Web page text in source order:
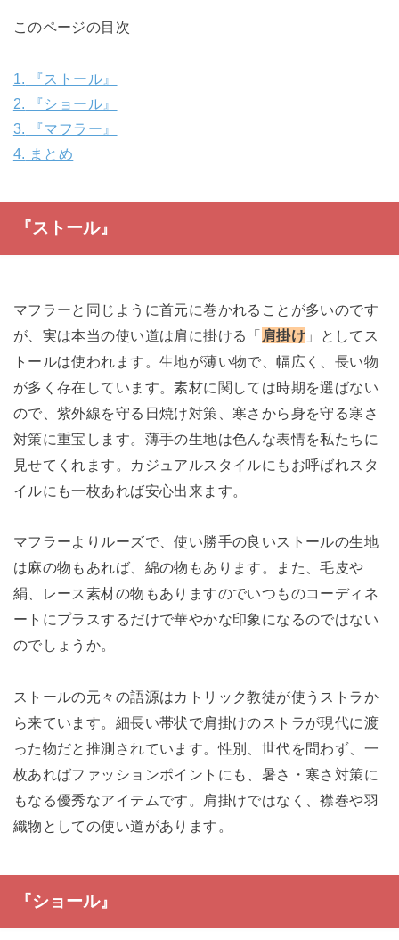
このページの目次
1. 『ストール』
2. 『ショール』
3. 『マフラー』
4. まとめ
『ストール』
マフラーと同じように首元に巻かれることが多いのです
が、実は本当の使い道は肩に掛ける「 肩掛け 」としてス
トールは使われます。生地が薄い物で、幅広く、長い物
が多く存在しています。素材に関しては時期を選ばない
ので、紫外線を守る日焼け対策、寒さから身を守る寒さ
対策に重宝します。薄手の生地は色んな表情を私たちに
見せてくれます。カジュアルスタイルにもお呼ばれスタ
イルにも一枚あれば安心出来ます。
マフラーよりルーズで、使い勝手の良いストールの生地
は麻の物もあれば、綿の物もあります。また、毛皮や
絹、レース素材の物もありますのでいつものコーディネ
ートにプラスするだけで華やかな印象になるのではない
のでしょうか。
ストールの元々の語源はカトリック教徒が使うストラか
ら来ています。細長い帯状で肩掛けのストラが現代に渡
った物だと推測されています。性別、世代を問わず、一
枚あればファッションポイントにも、暑さ・寒さ対策に
もなる優秀なアイテムです。肩掛けではなく、襟巻や羽
織物としての使い道があります。
『ショール』